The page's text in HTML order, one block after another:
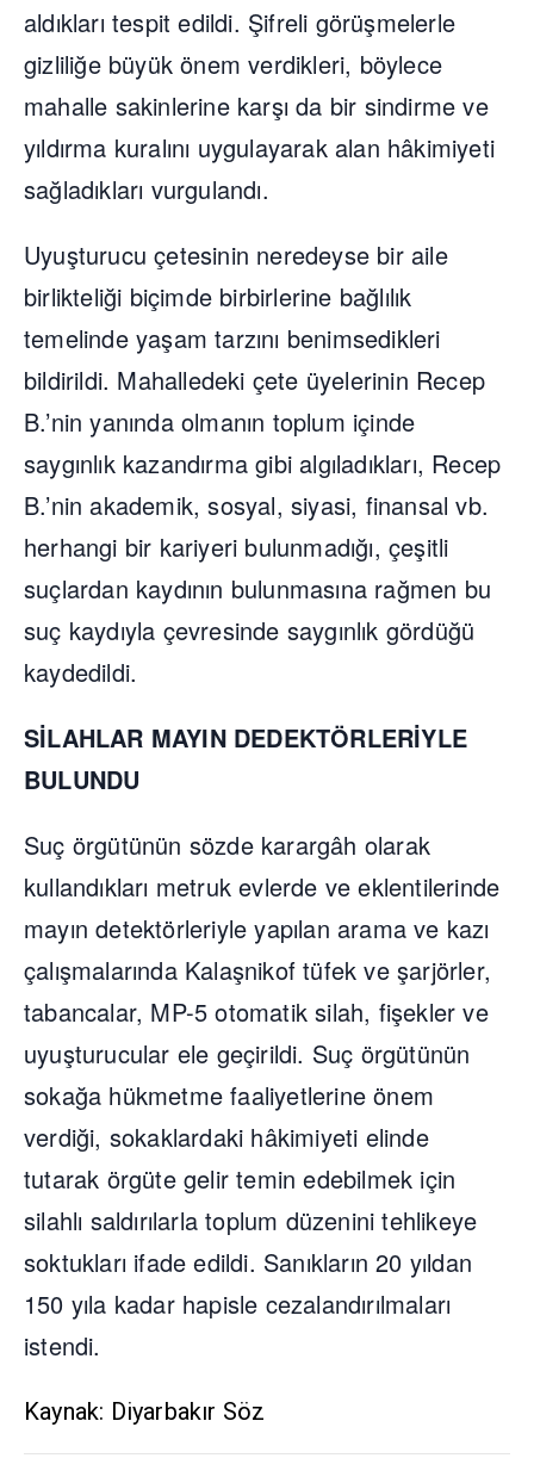
aldıkları tespit edildi. Şifreli görüşmelerle
gizliliğe büyük önem verdikleri, böylece
mahalle sakinlerine karşı da bir sindirme ve
yıldırma kuralını uygulayarak alan hâkimiyeti
sağladıkları vurgulandı.
Uyuşturucu çetesinin neredeyse bir aile
birlikteliği biçimde birbirlerine bağlılık
temelinde yaşam tarzını benimsedikleri
bildirildi. Mahalledeki çete üyelerinin Recep
B.’nin yanında olmanın toplum içinde
saygınlık kazandırma gibi algıladıkları, Recep
B.’nin akademik, sosyal, siyasi, finansal vb.
herhangi bir kariyeri bulunmadığı, çeşitli
suçlardan kaydının bulunmasına rağmen bu
suç kaydıyla çevresinde saygınlık gördüğü
kaydedildi.
SİLAHLAR MAYIN DEDEKTÖRLERİYLE
BULUNDU
Suç örgütünün sözde karargâh olarak
kullandıkları metruk evlerde ve eklentilerinde
mayın detektörleriyle yapılan arama ve kazı
çalışmalarında Kalaşnikof tüfek ve şarjörler,
tabancalar, MP-5 otomatik silah, fişekler ve
uyuşturucular ele geçirildi. Suç örgütünün
sokağa hükmetme faaliyetlerine önem
verdiği, sokaklardaki hâkimiyeti elinde
tutarak örgüte gelir temin edebilmek için
silahlı saldırılarla toplum düzenini tehlikeye
soktukları ifade edildi. Sanıkların 20 yıldan
150 yıla kadar hapisle cezalandırılmaları
istendi.
Kaynak: Diyarbakır Söz